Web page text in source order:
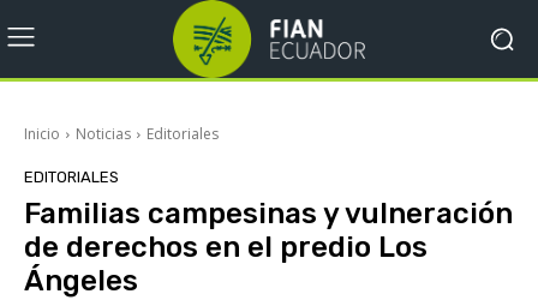
Inicio Noticias Editoriales
EDITORIALES
Familias campesinas y vulneración
de derechos en el predio Los
Ángeles